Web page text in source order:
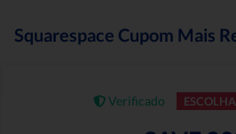
Squarespace Cupom Mais
Verificado